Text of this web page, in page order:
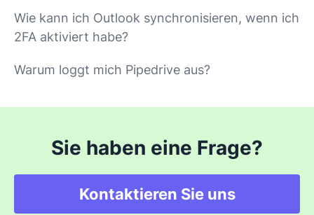
Wie kann ich Outlook synchronisieren, wenn ich
2FA aktiviert habe?
Warum loggt mich Pipedrive aus?
Sie haben eine Frage?
Kontaktieren Sie uns